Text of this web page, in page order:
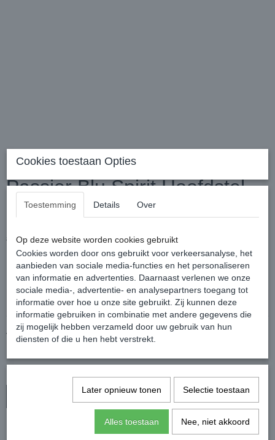
Passier Blu Spirit Hoofdstel
Limited Grey Crystals
€ 250,00 € 179,95 (inclusief btw 21%)
Kleur/maat
Aantal
In winkelwagen
Het populaire Blu Spirit hoofdstel maar dan met exclusieve Grey
Cookies toestaan Opties
Toestemming Details Over
Op deze website worden cookies gebruikt
Cookies worden door ons gebruikt voor verkeersanalyse, het
aanbieden van sociale media-functies en het personaliseren
van informatie en advertenties. Daarnaast verlenen we onze
sociale media-, advertentie- en analysepartners toegang tot
informatie over hoe u onze site gebruikt. Zij kunnen deze
informatie gebruiken in combinatie met andere gegevens die
zij mogelijk hebben verzameld door uw gebruik van hun
diensten of die u hen hebt verstrekt.
Later opnieuw tonen Selectie toestaan
Alles toestaan Nee, niet akkoord